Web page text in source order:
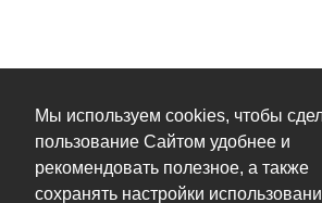
Мы используем cookies, чтобы
пользование Сайтом удобнее и
рекомендовать полезное, а также
сохранять настройки
U udavst 21 янв 2024
Значит писала в метаданные.